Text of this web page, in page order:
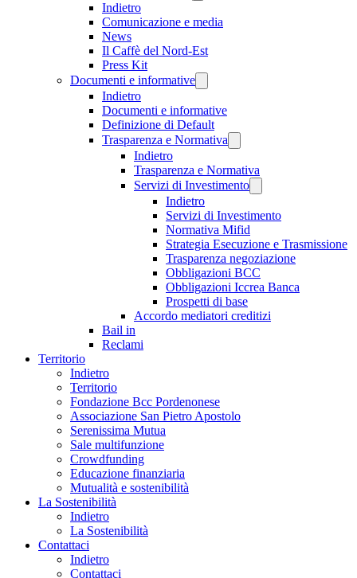
Indietro
Comunicazione e media
News
Il Caffè del Nord-Est
Press Kit
Documenti e informative
Indietro
Documenti e informative
Definizione di Default
Trasparenza e Normativa
Indietro
Trasparenza e Normativa
Servizi di Investimento
Indietro
Servizi di Investimento
Normativa Mifid
Strategia Esecuzione e Trasmissione
Trasparenza negoziazione
Obbligazioni BCC
Obbligazioni Iccrea Banca
Prospetti di base
Accordo mediatori creditizi
Bail in
Reclami
Territorio
Indietro
Territorio
Fondazione Bcc Pordenonese
Associazione San Pietro Apostolo
Serenissima Mutua
Sale multifunzione
Crowdfunding
Educazione finanziaria
Mutualità e sostenibilità
La Sostenibilità
Indietro
La Sostenibilità
Contattaci
Indietro
Contattaci